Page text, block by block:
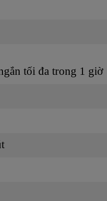
tối đa trong 1 giờ